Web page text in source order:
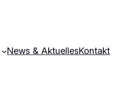
News & AktuellesKontakt